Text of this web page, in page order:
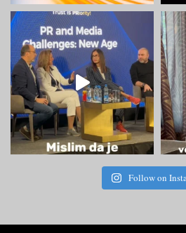
Follow on